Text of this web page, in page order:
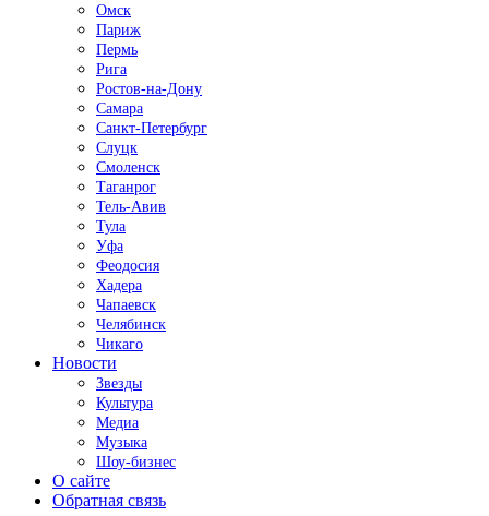
Омск
Париж
Пермь
Рига
Ростов-на-Дону
Самара
Санкт-Петербург
Слуцк
Смоленск
Таганрог
Тель-Авив
Тула
Уфа
Феодосия
Хадера
Чапаевск
Челябинск
Чикаго
Новости
Звезды
Культура
Медиа
Музыка
Шоу-бизнес
О сайте
Обратная связь